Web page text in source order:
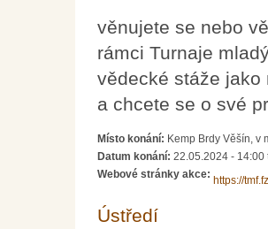
věnujete se nebo
rámci Turnaje
vědecké stáže jako
a chcete se o své
Místo konání: Kemp Brdy Věšín, v
Datum konání: 22.05.2024 - 14:00
Webové stránky akce:
https://
Ústředí